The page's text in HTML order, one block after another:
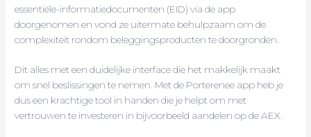
essentiële-informatiedocumenten (EID) via de app
doorgenomen en vond ze uitermate behulpzaam om de
complexiteit rondom beleggingsproducten te doorgronden.
Dit alles met een duidelijke interface die het makkelijk maakt
om snel beslissingen te nemen. Met de Porterenee app heb je
dus een krachtige tool in handen die je helpt om met
vertrouwen te investeren in bijvoorbeeld aandelen op de AEX.